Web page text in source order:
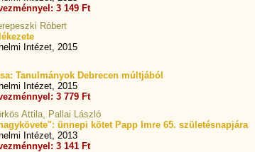
3 149 Ft
Róbert
Intézet, 2015
Tanulmányok Debrecen múltjából
Intézet, 2015
3 779 Ft
Attila, Pallai László
ünnepi kötet Papp Imre 65. születésnapjára
Intézet, 2013
3 141 Ft